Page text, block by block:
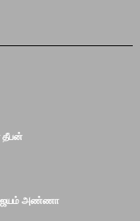
தீபன்
ஜெயம் அண்ணா